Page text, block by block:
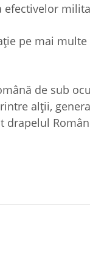
efectivelor
pe mai
de sub
alţii,
drapelul